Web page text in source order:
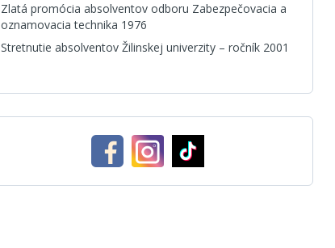
Zlatá promócia absolventov odboru Zabezpečovacia a
oznamovacia technika 1976
Stretnutie absolventov Žilinskej univerzity – ročník 2001